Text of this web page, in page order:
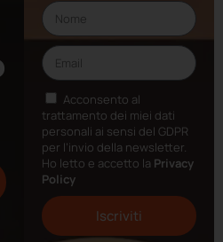
Acconsento al
trattamento dei miei dati
personali ai sensi del GDPR
per l’invio della newsletter.
Ho letto e accetto la Privacy
Policy
Iscriviti